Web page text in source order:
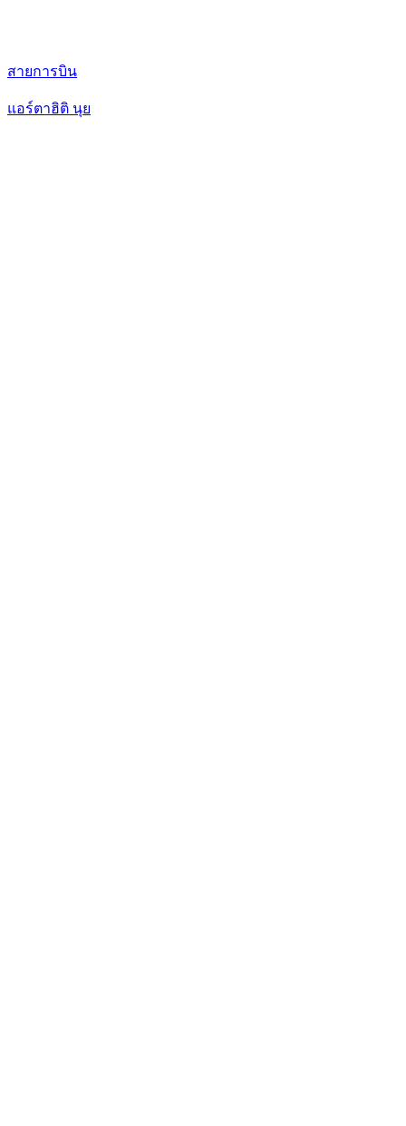
สายการบิน
แอร์ตาฮิติ นุย